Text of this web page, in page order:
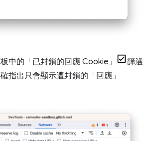
中的「已封鎖的回應 Cookie」
篩選
指出只會顯示遭封鎖的「回應」